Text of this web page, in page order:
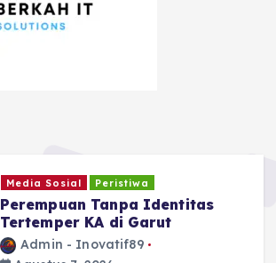
Ragam
Safari Tantan Sulthon
Bukhawan Berakhir di Ciamis
Admin - Inovatif89